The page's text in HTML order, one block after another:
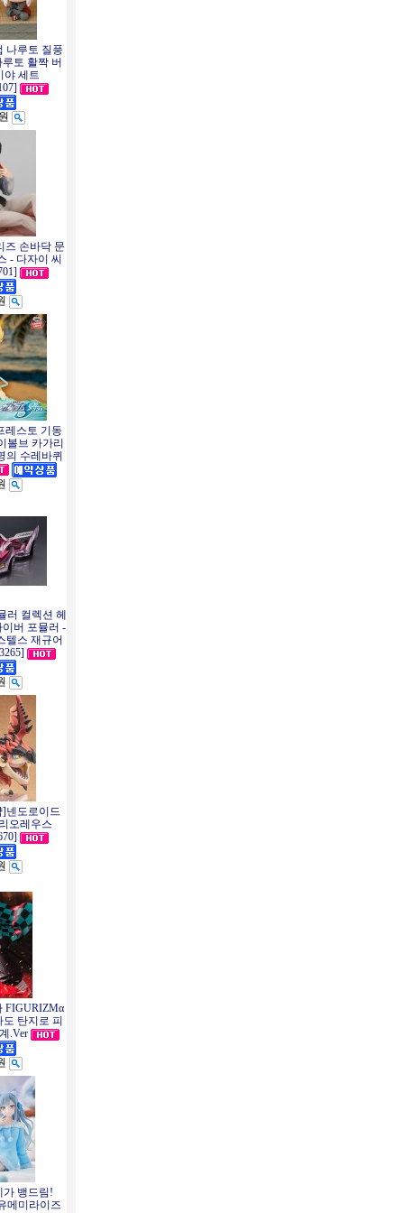
나루토 질풍
토 활짝 버
야 세트
즈 손바닥 문
- 다자이 씨
레스토 기동
볼브 카가리
의 수레바퀴
러 컬렉션 헤
버 포뮬러 -
텔스 재규어
넨도로이드
오레우스
FIGURIZMα
탄지로 피
.Ver
뱅드림!
메미라이즈